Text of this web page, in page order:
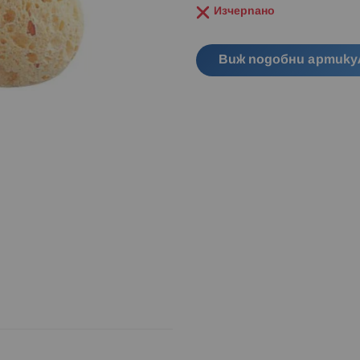
Изчерпано
Виж подобни